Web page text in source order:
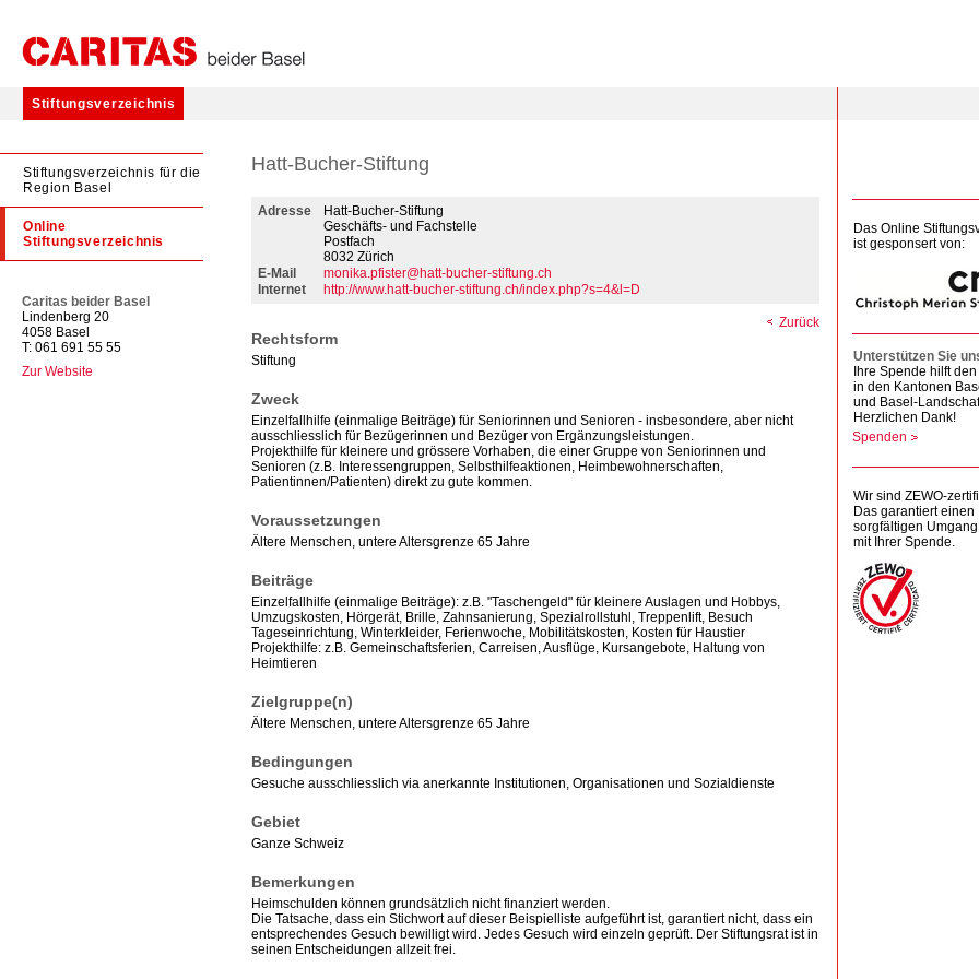
Stiftungsverzeichnis
Stiftungsverzeichnis für die
Region Basel
Online
Stiftungsverzeichnis
Caritas beider Basel
Lindenberg 20
4058 Basel
T: 061 691 55 55
Zur Website
Hatt-Bucher-Stiftung
Adresse
Hatt-Bucher-Stiftung
Geschäfts- und Fachstelle
Postfach
8032 Zürich
E-Mail
monika.pfister@hatt-bucher-stiftung.ch
Internet
http://www.hatt-bucher-stiftung.ch/index.php?s=4&l=D
Zurück
Rechtsform
Stiftung
Zweck
Einzelfallhilfe (einmalige Beiträge) für Seniorinnen und Senioren - insbesondere, aber nicht
ausschliesslich für Bezügerinnen und Bezüger von Ergänzungsleistungen.
Projekthilfe für kleinere und grössere Vorhaben, die einer Gruppe von Seniorinnen und
Senioren (z.B. Interessengruppen, Selbsthilfeaktionen, Heimbewohnerschaften,
Patientinnen/Patienten) direkt zu gute kommen.
Voraussetzungen
Ältere Menschen, untere Altersgrenze 65 Jahre
Beiträge
Einzelfallhilfe (einmalige Beiträge): z.B. "Taschengeld" für kleinere Auslagen und Hobbys,
Umzugskosten, Hörgerät, Brille, Zahnsanierung, Spezialrollstuhl, Treppenlift, Besuch
Tageseinrichtung, Winterkleider, Ferienwoche, Mobilitätskosten, Kosten für Haustier
Projekthilfe: z.B. Gemeinschaftsferien, Carreisen, Ausflüge, Kursangebote, Haltung von
Heimtieren
Zielgruppe(n)
Ältere Menschen, untere Altersgrenze 65 Jahre
Bedingungen
Gesuche ausschliesslich via anerkannte Institutionen, Organisationen und Sozialdienste
Gebiet
Ganze Schweiz
Bemerkungen
Heimschulden können grundsätzlich nicht finanziert werden.
Die Tatsache, dass ein Stichwort auf dieser Beispielliste aufgeführt ist, garantiert nicht, dass ein
entsprechendes Gesuch bewilligt wird. Jedes Gesuch wird einzeln geprüft. Der Stiftungsrat ist in
seinen Entscheidungen allzeit frei.
Das Online
ist gesponsert von:
Unterstützen Sie
Ihre Spende hilft
in den Kantonen
und Basel-
Herzlichen Dank!
Spenden
Wir sind ZEWO-
Das garantiert einen
sorgfältigen Umgang
mit Ihrer Spende.